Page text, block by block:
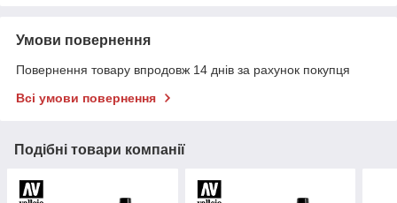
Умови повернення
Повернення товару впродовж 14 днів за рахунок покупця
Всі умови повернення
Подібні товари компанії